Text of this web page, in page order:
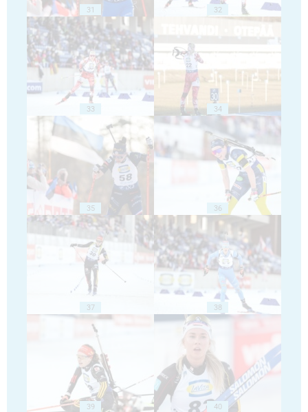
31 32
33 34
35 36
37 38
39 40